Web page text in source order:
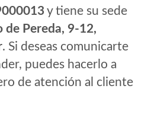
y tiene su sede
de Pereda, 9-12,
. Si deseas comunicarte
puedes hacerlo a
de atención al cliente